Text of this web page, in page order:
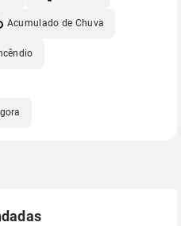
Acumulado de Chuva